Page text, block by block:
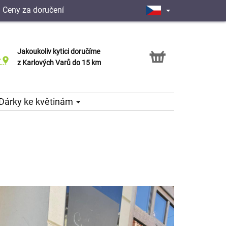
Ceny za doručení
Jakoukoliv kytici doručíme
z Karlových Varů do 15 km
Možnost vyzvednout v naší květince
ke květinám